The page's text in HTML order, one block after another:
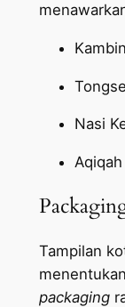
Nasi
Tampilan
packaging